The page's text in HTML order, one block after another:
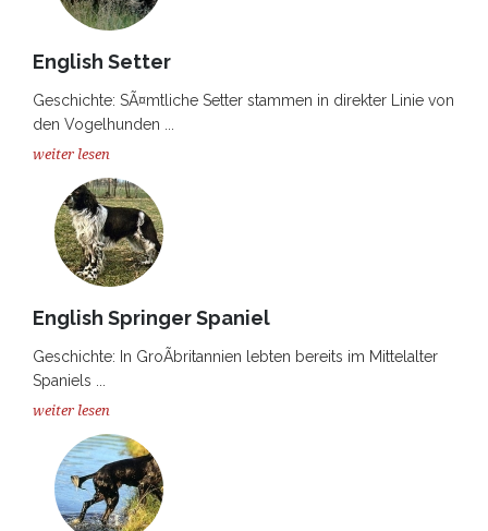
English Setter
Geschichte: SÃ¤mtliche Setter stammen in direkter Linie von
den Vogelhunden ...
weiter lesen
English Springer Spaniel
Geschichte: In GroÃbritannien lebten bereits im Mittelalter
Spaniels ...
weiter lesen